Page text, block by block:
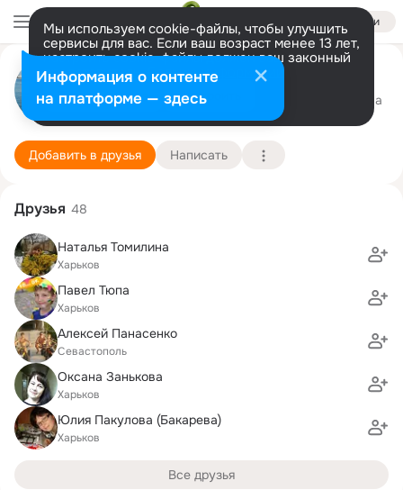
Войти
Мы используем cookie-файлы, чтобы улучшить
сервисы для вас. Если ваш возраст менее 13 лет,
настроить cookie-файлы должен ваш законный
представитель. Больше информации
Разрешить все Настроить
Андрей Алексеенко
Харьков 24 декабря (54 года)
135 школа
Подробнее
Добавить в друзья Написать
Друзья 48
Наталья Томилина
Харьков
Павел Тюпа
Харьков
Алексей Панасенко
Севастополь
Оксана Занькова
Харьков
Юлия Пакулова (Бакарева)
Харьков
Все друзья
Информация о контенте
на платформе — здесь